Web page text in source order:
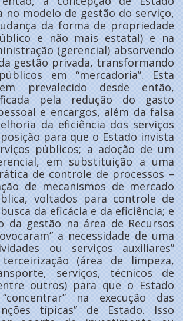
no modelo de gestão do serviço,
da forma de propriedade
e não mais estatal) e na
(gerencial) absorvendo
gestão privada, transformando
em “mercadoria”. Esta
prevalecido desde então,
pela redução do gasto
e encargos, além da falsa
da eficiência dos serviços
para que o Estado invista
públicos; a adoção de um
em substituição a uma
de controle de processos –
de mecanismos de mercado
voltados para controle de
da eficácia e da eficiência; e
da gestão na área de Recursos
a necessidade de uma
ou serviços auxiliares”
(área de limpeza,
serviços, técnicos de
outros) para que o Estado
na execução das
típicas” de Estado. Isso